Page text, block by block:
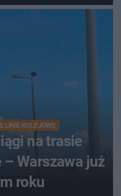
LINIE KOLEJOWE
na trasie
Warszawa już
roku